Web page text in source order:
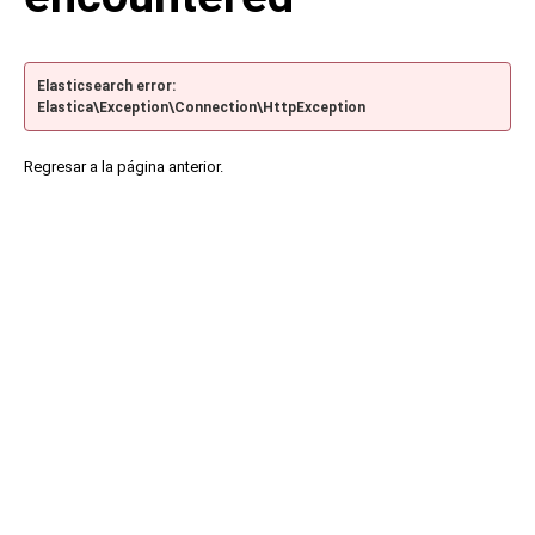
Elasticsearch error:
Elastica\Exception\Connection\HttpException
Regresar a la página anterior.